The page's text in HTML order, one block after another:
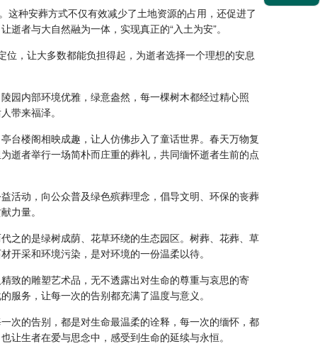
这种安葬方式不仅有效减少了土地资源的占用，还促进了
者与大自然融为一体，实现真正的“入土为安”。
，让大多数都能负担得起，为逝者选择一个理想的安息
园内部环境优雅，绿意盎然，每一棵树木都经过精心照
带来福泽。
台楼阁相映成趣，让人仿佛步入了童话世界。春天万物复
逝者举行一场简朴而庄重的葬礼，共同缅怀逝者生前的点
活动，向公众普及绿色殡葬理念，倡导文明、环保的丧葬
力量。
之的是绿树成荫、花草环绕的生态园区。树葬、花葬、草
采和环境污染，是对环境的一份温柔以待。
致的雕塑艺术品，无不透露出对生命的尊重与哀思的寄
务，让每一次的告别都充满了温度与意义。
次的告别，都是对生命最温柔的诠释，每一次的缅怀，都
生者在爱与思念中，感受到生命的延续与永恒。